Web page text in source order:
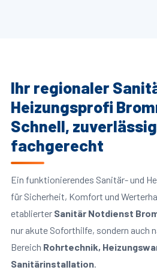
Ihr regionaler
Heizungsprofi
Schnell,
fachgerecht
Ein funktionierendes Sanitär- und
für Sicherheit, Komfort und
etablierter Sanitär Notdienst
nur akute Soforthilfe, sondern auch
Bereich Rohrtechnik,
Sanitärinstallation.